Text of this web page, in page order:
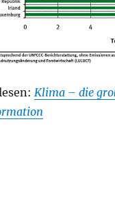
Klima – die